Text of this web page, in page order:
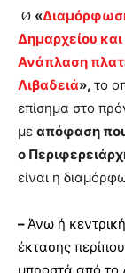
Ø «
Δημαρχείου και
Ανάπλαση
Λιβαδειά», το
επίσημα στο
με απόφαση
ο
είναι η
–Άνω ή
έκτασης